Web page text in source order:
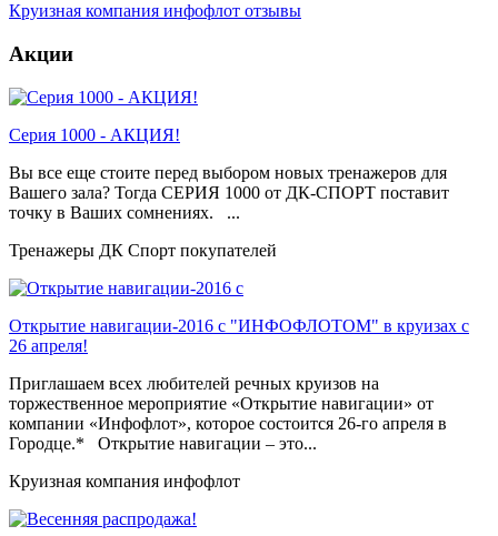
Круизная компания инфофлот отзывы
Акции
Серия 1000 - АКЦИЯ!
Вы все еще стоите перед выбором новых тренажеров для
Вашего зала? Тогда СЕРИЯ 1000 от ДК-СПОРТ поставит
точку в Ваших сомнениях. ...
Тренажеры ДК Спорт покупателей
Открытие навигации-2016 с "ИНФОФЛОТОМ" в круизах с
26 апреля!
Приглашаем всех любителей речных круизов на
торжественное мероприятие «Открытие навигации» от
компании «Инфофлот», которое состоится 26-го апреля в
Городце.* Открытие навигации – это...
Круизная компания инфофлот